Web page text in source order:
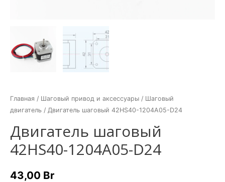
Главная / Шаговый привод и аксессуары / Шаговый
двигатель / Двигатель шаговый 42HS40-1204A05-D24
Двигатель шаговый
42HS40-1204A05-D24
43,00 Br